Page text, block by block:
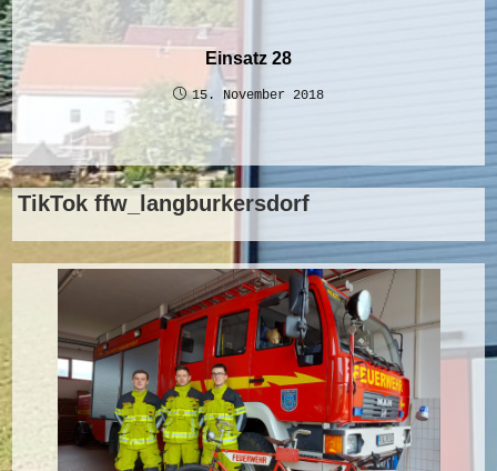
Einsatz 28
15. November 2018
TikTok ffw_langburkersdorf